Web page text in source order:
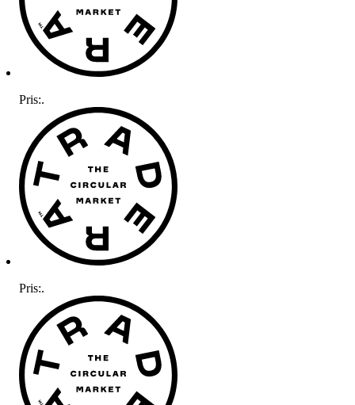
Pris:.
Pris:.